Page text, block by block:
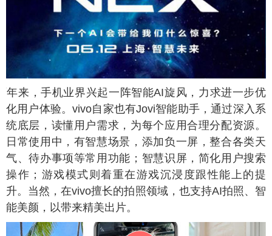
年来，手机业界兴起一阵智能AI旋风，力求进一步优
化用户体验。vivo自家也有Jovi智能助手，通过深入系
统底层，读懂用户需求，为每个应用合理分配资源。
日常使用中，有智慧场景，添加负一屏，整合各类天
气、待办事项等常用功能；智慧识屏，简化用户搜索
操作；游戏模式则着重在游戏沉浸度跟性能上的提
升。当然，在vivo擅长的拍照领域，也支持AI拍照、智
能美颜，以带来精美出片。